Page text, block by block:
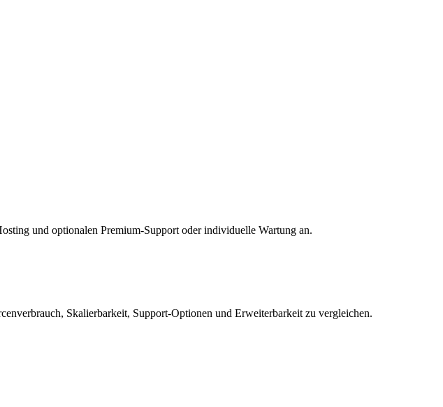
und optionalen Premium-Support oder individuelle Wartung an.
Skalierbarkeit, Support-Optionen und Erweiterbarkeit zu vergleichen.